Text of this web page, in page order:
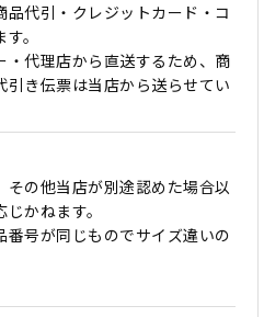
代引・クレジットカード・コ
。
代理店から直送するため、商
き伝票は当店から送らせてい
の他当店が別途認めた場合以
かねます。
号が同じものでサイズ違いの